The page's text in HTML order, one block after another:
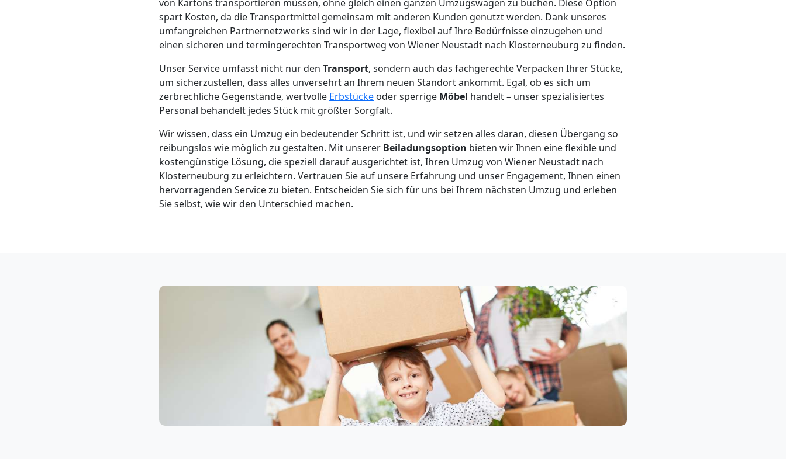
von Kartons transportieren müssen, ohne gleich einen ganzen Umzugswagen zu buchen. Diese Option
spart Kosten, da die Transportmittel gemeinsam mit anderen Kunden genutzt werden. Dank unseres
umfangreichen Partnernetzwerks sind wir in der Lage, flexibel auf Ihre Bedürfnisse einzugehen und
einen sicheren und termingerechten Transportweg von Wiener Neustadt nach Klosterneuburg zu finden.
Unser Service umfasst nicht nur den Transport, sondern auch das fachgerechte Verpacken Ihrer Stücke,
um sicherzustellen, dass alles unversehrt an Ihrem neuen Standort ankommt. Egal, ob es sich um
zerbrechliche Gegenstände, wertvolle Erbstücke oder sperrige Möbel handelt – unser spezialisiertes
Personal behandelt jedes Stück mit größter Sorgfalt.
Wir wissen, dass ein Umzug ein bedeutender Schritt ist, und wir setzen alles daran, diesen Übergang so
reibungslos wie möglich zu gestalten. Mit unserer Beiladungsoption bieten wir Ihnen eine flexible und
kostengünstige Lösung, die speziell darauf ausgerichtet ist, Ihren Umzug von Wiener Neustadt nach
Klosterneuburg zu erleichtern. Vertrauen Sie auf unsere Erfahrung und unser Engagement, Ihnen einen
hervorragenden Service zu bieten. Entscheiden Sie sich für uns bei Ihrem nächsten Umzug und erleben
Sie selbst, wie wir den Unterschied machen.